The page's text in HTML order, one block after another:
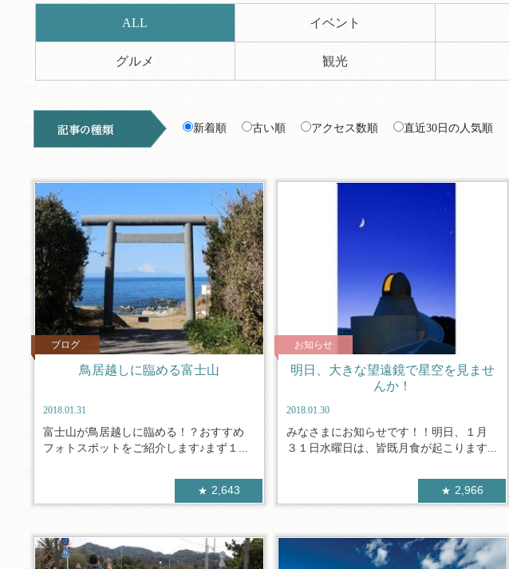
ALL イベント
グルメ 観光
新着順 古い順 アクセス数順 直近30日の人気順
ブログ
鳥居越しに臨める富士山
2018.01.31
富士山が鳥居越しに臨める！？おすすめ
フォトスポットをご紹介します♪まず１...
2,643
お知らせ
明日、大きな望遠鏡で星空を見ませ
んか！
2018.01.30
みなさまにお知らせです！！明日、１月
３１日水曜日は、皆既月食が起こります...
2,966